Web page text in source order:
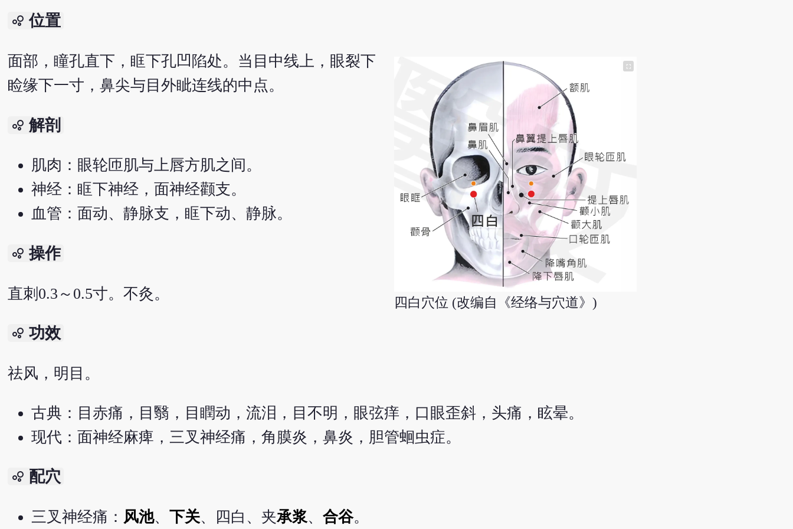
bubble_chart 位置
四白穴位 (改编自《经络与穴道》)
面部，瞳孔直下，眶下孔凹陷处。当目中线上，眼裂下
睑缘下一寸，鼻尖与目外眦连线的中点。
bubble_chart 解剖
肌肉：眼轮匝肌与上唇方肌之间。
神经：眶下神经，面神经颧支。
血管：面动、静脉支，眶下动、静脉。
bubble_chart 操作
直刺0.3～0.5寸。不灸。
bubble_chart 功效
祛风，明目。
古典：目赤痛，目翳，目瞤动，流泪，目不明，眼弦痒，口眼歪斜，头痛，眩晕。
现代：面神经麻痺，三叉神经痛，角膜炎，鼻炎，胆管蛔虫症。
bubble_chart 配穴
三叉神经痛： 风池、 下关、四白、夹承浆、 合谷。